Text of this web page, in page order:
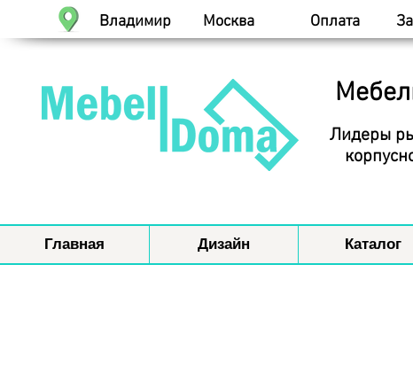
Владимир Москва Оплата
Лидеры
Главная Дизайн Каталог